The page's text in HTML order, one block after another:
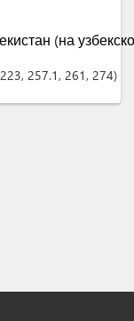
(на
, 257.1 , 261 , 274